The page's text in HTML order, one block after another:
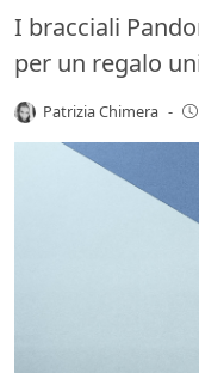
I bracciali
per un regalo
Patrizia Chimera -